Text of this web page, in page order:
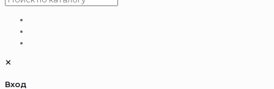
✕
Вход